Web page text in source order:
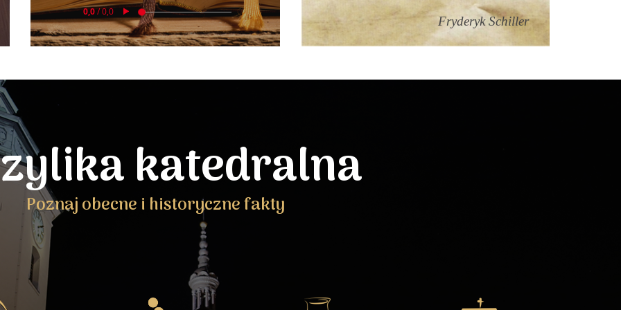
Fryderyk Schiller
katedralna
Poznaj obecne i historyczne fakty